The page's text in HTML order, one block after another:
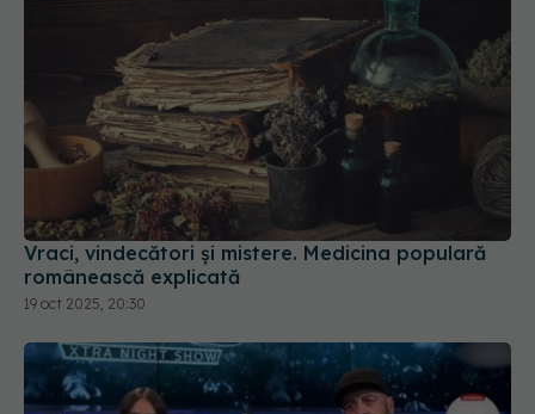
Vraci, vindecători și mistere. Medicina populară
românească explicată
19 oct 2025, 20:30